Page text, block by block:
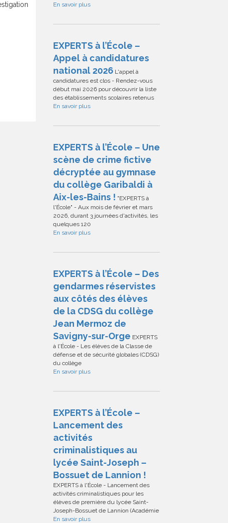
En savoir plus
EXPERTS à l’École –
Appel à candidatures
national 2026 L'appel à
candidatures est clos - Rendez-vous
début mai 2026 pour découvrir la liste
des établissements scolaires retenus
En savoir plus
EXPERTS à l’École – Une
scène de crime fictive
décryptée au gymnase
du collège Garibaldi à
Aix-les-Bains ! "EXPERTS à
l'École" - Aux mois de février et mars
2026, durant 3 journées d'activités, les
quelques 120
En savoir plus
EXPERTS à l’École – Des
gendarmes réservistes
aux côtés des élèves
de la CDSG du collège
Jean Mermoz de
Savigny-sur-Orge EXPERTS
à l'École - Les élèves de la Classe de
défense et de sécurité globales (CDSG)
du collège
En savoir plus
EXPERTS à l’École –
Lancement des
activités
criminalistiques au
lycée Saint-Joseph –
Bossuet de Lannion !
EXPERTS à l'École - Lancement des
activités criminalistiques pour les
élèves de première du lycée Saint-
Joseph-Bossuet de Lannion (Académie
En savoir plus